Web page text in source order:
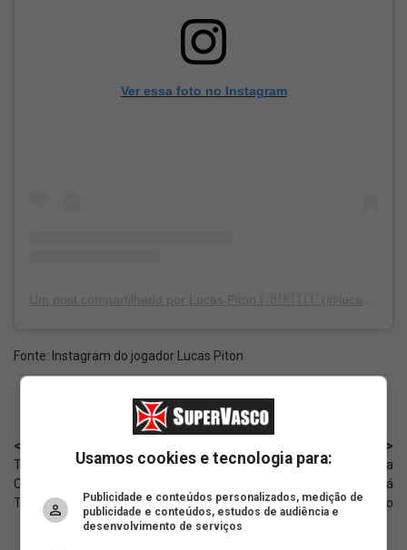
Ver essa foto no Instagram
Fonte: Instagram do jogador Lucas Piton
< Anterior
Torcedor tenta escanear o QR
Code da camisa do Vasco pela
TV e viraliza
Próximo >
VDG-Cast: Votação para
alteração do estatuto não será
aberta; motivo
Usamos cookies e tecnologia para:
Publicidade e conteúdos personalizados, medição de
publicidade e conteúdos, estudos de audiência e
desenvolvimento de serviços